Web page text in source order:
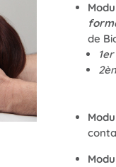
de